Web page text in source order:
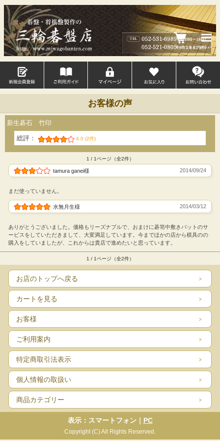
お客様の声
新生碁石 竹印
総評： 4.0 (2件)
1 / 1ページ（全2件）
tamura ganei様 2014/09/24
まだ使っていません。
水無月生様 2014/03/12
ありがとうございました。価格もリーズナブルで、おまけに碁笥中敷きパットのサ
ービスをしていただきまして、大変満足しています。今までほかの店から棋具のの
購入をしていましたが、これからは貴店で進めたいと思っています。
1 / 1ページ（全2件）
お店のトップへ戻る
カートを見る
お客様
ご利用案内
特定商取引法表示
個人情報の取扱い
商品カテゴリー
表示：スマートフォン｜ PC
Copyright (C) All Rights Reserved.